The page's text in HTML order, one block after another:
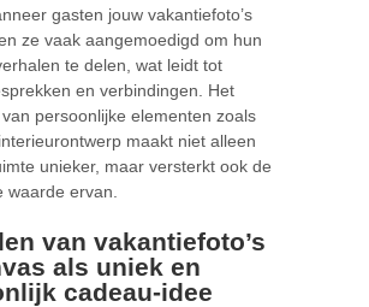
gasten jouw vakantiefoto’s
ze vaak aangemoedigd om hun
te delen, wat leidt tot
en verbindingen. Het
persoonlijke elementen zoals
maakt niet alleen
unieker, maar versterkt ook de
waarde ervan.
van vakantiefoto’s
als uniek en
cadeau-idee